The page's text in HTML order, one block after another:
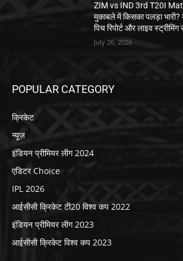
ZIM vs IND 3rd T20I
मुकाबले में किसका पलड़ा भारी?
पिच रिपोर्ट और लाइव
July 26, 2026
POPULAR CATEGORY
क्रिकेट
न्यूज़
इंडियन प्रीमियर लीग 2024
एडिटर Choice
IPL 2026
आईसीसी क्रिकेट टी20 विश्व कप 2022
इंडियन प्रीमियर लीग 2023
आईसीसी क्रिकेट विश्व कप 2023